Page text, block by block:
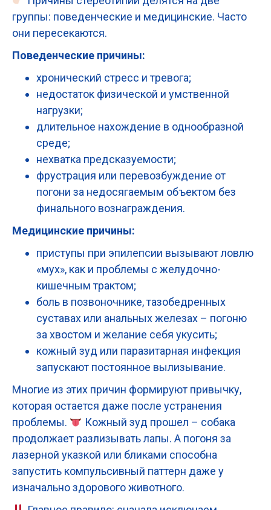
группы: поведенческие и медицинские. Часто
они пересекаются.
Поведенческие причины:
хронический стресс и тревога;
недостаток физической и умственной
нагрузки;
длительное нахождение в однообразной
среде;
нехватка предсказуемости;
фрустрация или перевозбуждение от
погони за недосягаемым объектом без
финального вознаграждения.
Медицинские причины:
приступы при эпилепсии вызывают ловлю
«мух», как и проблемы с желудочно-
кишечным трактом;
боль в позвоночнике, тазобедренных
суставах или анальных железах – погоню
за хвостом и желание себя укусить;
кожный зуд или паразитарная инфекция
запускают постоянное вылизывание.
Многие из этих причин формируют привычку,
которая остается даже после устранения
проблемы.
Кожный зуд прошел – собака
продолжает разлизывать лапы. А погоня за
лазерной указкой или бликами способна
запустить компульсивный паттерн даже у
изначально здорового животного.